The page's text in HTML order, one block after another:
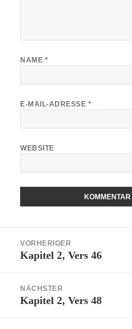
NAME *
E-MAIL-ADRESSE *
WEBSITE
VORHERIGER
Vorheriger
Kapitel 2, Vers 46
NÄCHSTER
Nächster
Kapitel 2, Vers 48